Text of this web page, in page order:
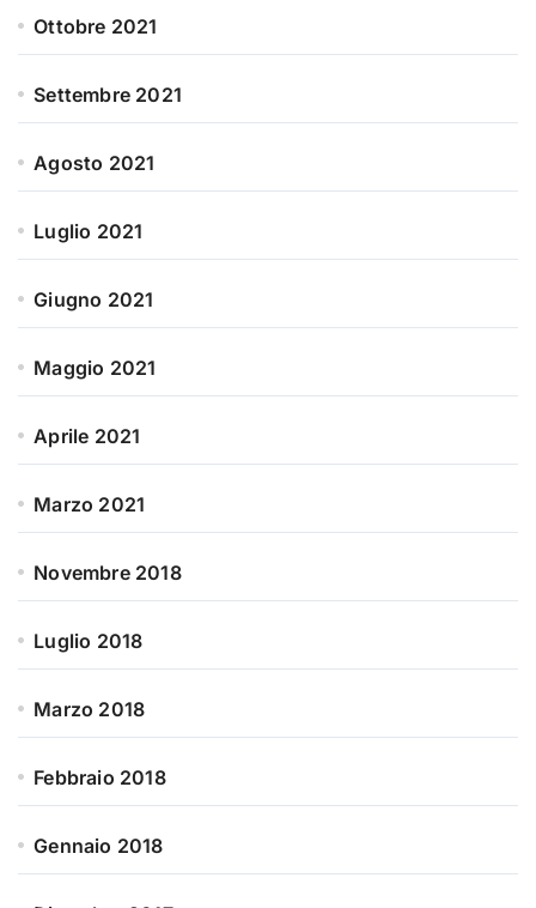
Ottobre 2021
Settembre 2021
Agosto 2021
Luglio 2021
Giugno 2021
Maggio 2021
Aprile 2021
Marzo 2021
Novembre 2018
Luglio 2018
Marzo 2018
Febbraio 2018
Gennaio 2018